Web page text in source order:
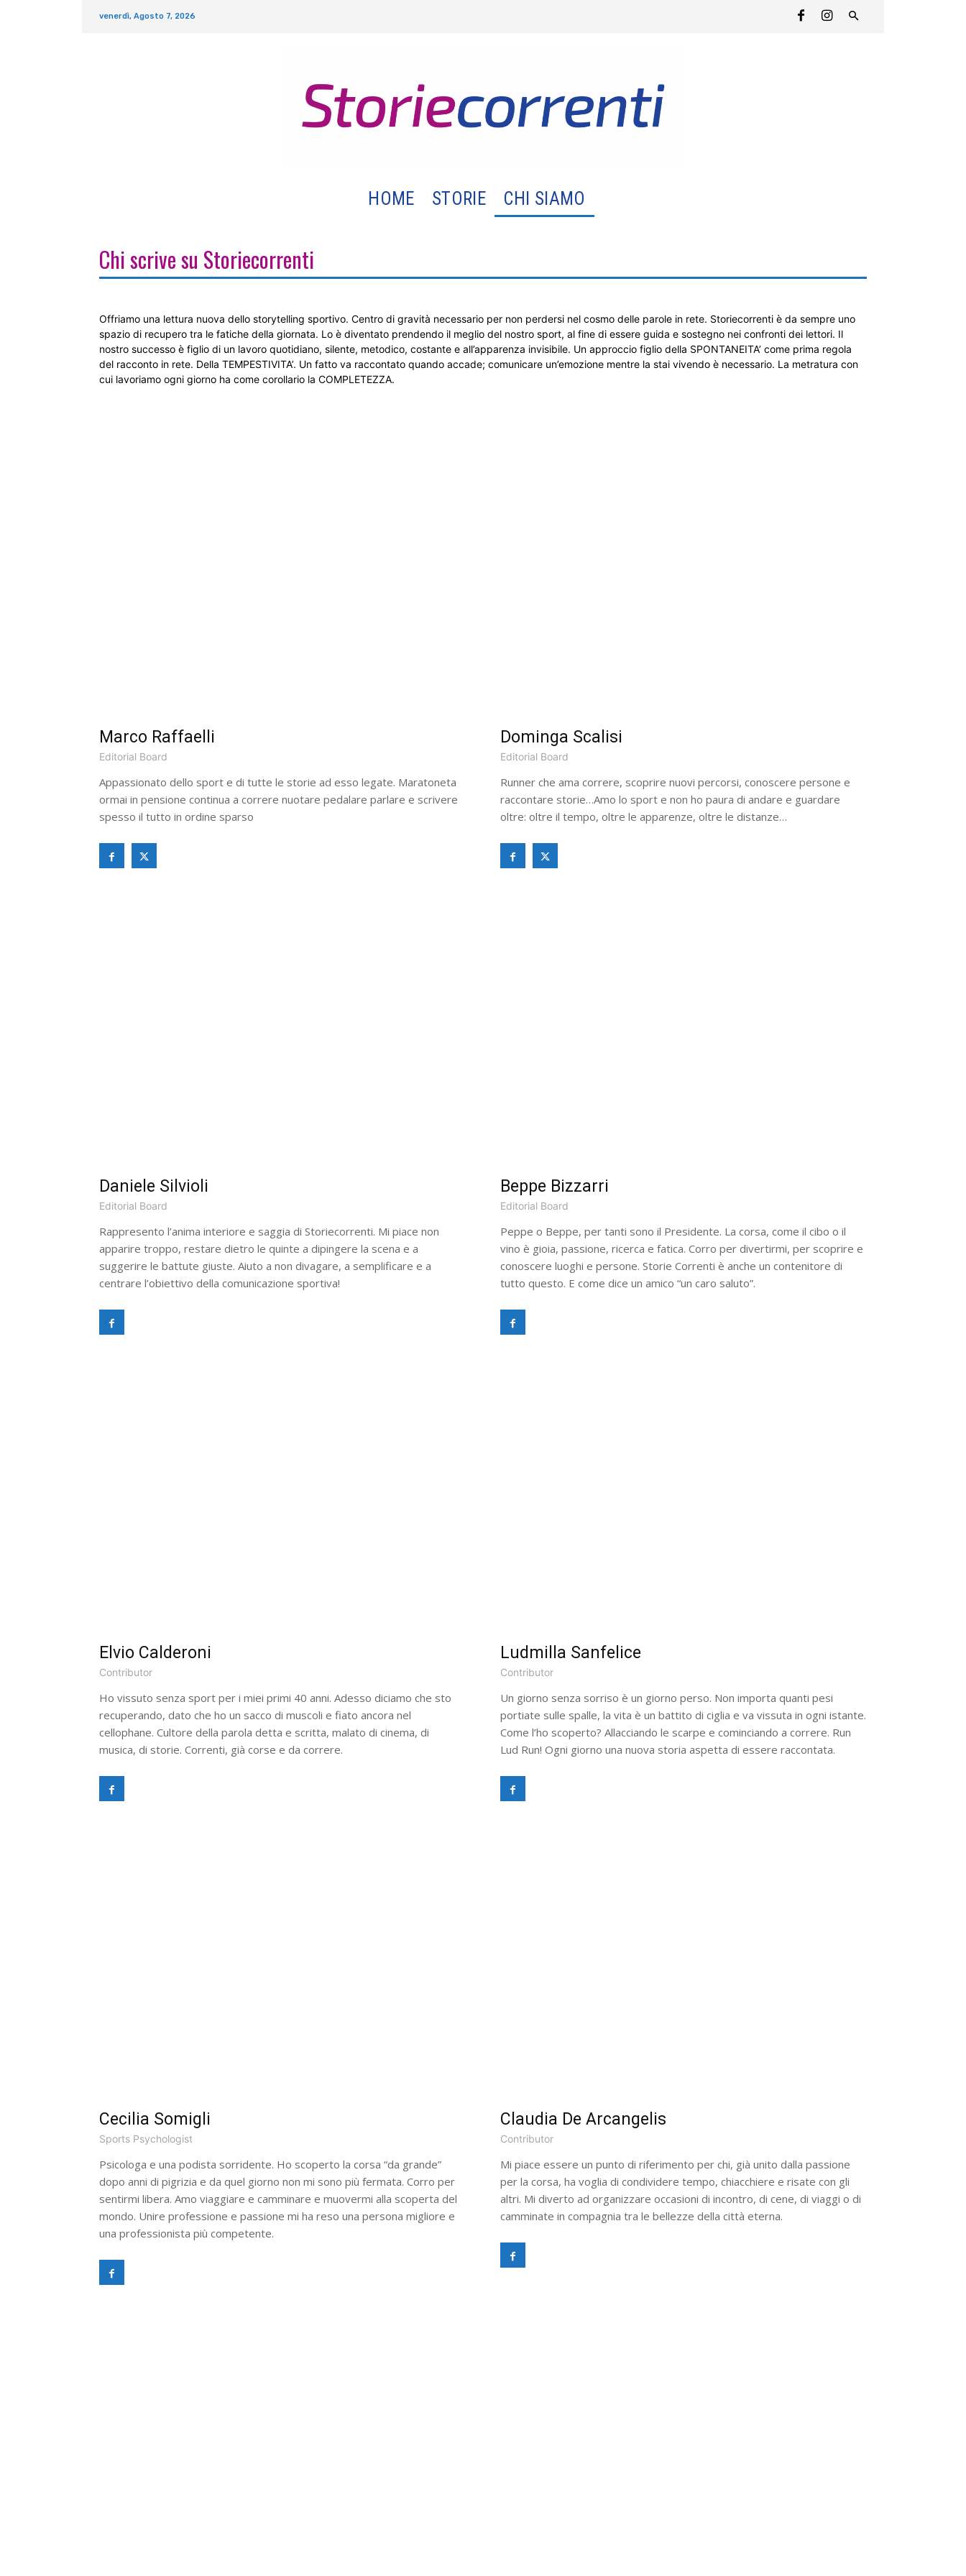
venerdì, Agosto 7, 2026
HOME STORIE CHI SIAMO
Chi scrive su Storiecorrenti
Offriamo una lettura nuova dello storytelling sportivo. Centro di gravità necessario per non perdersi nel cosmo delle parole in rete. Storiecorrenti è da sempre uno
spazio di recupero tra le fatiche della giornata. Lo è diventato prendendo il meglio del nostro sport, al fine di essere guida e sostegno nei confronti dei lettori. Il
nostro successo è figlio di un lavoro quotidiano, silente, metodico, costante e all’apparenza invisibile. Un approccio figlio della SPONTANEITA’ come prima regola
del racconto in rete. Della TEMPESTIVITA’. Un fatto va raccontato quando accade; comunicare un’emozione mentre la stai vivendo è necessario. La metratura con
cui lavoriamo ogni giorno ha come corollario la COMPLETEZZA.
Marco Raffaelli
Editorial Board
Appassionato dello sport e di tutte le storie ad esso legate. Maratoneta
ormai in pensione continua a correre nuotare pedalare parlare e scrivere
spesso il tutto in ordine sparso
Daniele Silvioli
Editorial Board
Rappresento l’anima interiore e saggia di Storiecorrenti. Mi piace non
apparire troppo, restare dietro le quinte a dipingere la scena e a
suggerire le battute giuste. Aiuto a non divagare, a semplificare e a
centrare l’obiettivo della comunicazione sportiva!
Elvio Calderoni
Contributor
Ho vissuto senza sport per i miei primi 40 anni. Adesso diciamo che sto
recuperando, dato che ho un sacco di muscoli e fiato ancora nel
cellophane. Cultore della parola detta e scritta, malato di cinema, di
musica, di storie. Correnti, già corse e da correre.
Cecilia Somigli
Sports Psychologist
Psicologa e una podista sorridente. Ho scoperto la corsa “da grande”
dopo anni di pigrizia e da quel giorno non mi sono più fermata. Corro per
sentirmi libera. Amo viaggiare e camminare e muovermi alla scoperta del
mondo. Unire professione e passione mi ha reso una persona migliore e
una professionista più competente.
Dominga Scalisi
Editorial Board
Runner che ama correre, scoprire nuovi percorsi, conoscere persone e
raccontare storie…Amo lo sport e non ho paura di andare e guardare
oltre: oltre il tempo, oltre le apparenze, oltre le distanze…
Beppe Bizzarri
Editorial Board
Peppe o Beppe, per tanti sono il Presidente. La corsa, come il cibo o il
vino è gioia, passione, ricerca e fatica. Corro per divertirmi, per scoprire e
conoscere luoghi e persone. Storie Correnti è anche un contenitore di
tutto questo. E come dice un amico “un caro saluto”.
Ludmilla Sanfelice
Contributor
Un giorno senza sorriso è un giorno perso. Non importa quanti pesi
portiate sulle spalle, la vita è un battito di ciglia e va vissuta in ogni istante.
Come l’ho scoperto? Allacciando le scarpe e cominciando a correre. Run
Lud Run! Ogni giorno una nuova storia aspetta di essere raccontata.
Claudia De Arcangelis
Contributor
Mi piace essere un punto di riferimento per chi, già unito dalla passione
per la corsa, ha voglia di condividere tempo, chiacchiere e risate con gli
altri. Mi diverto ad organizzare occasioni di incontro, di cene, di viaggi o di
camminate in compagnia tra le bellezze della città eterna.